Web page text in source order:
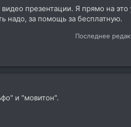
презентации. Я прямо на
надо, за помощь за бесплатную.
Последнее
и "мовитон".